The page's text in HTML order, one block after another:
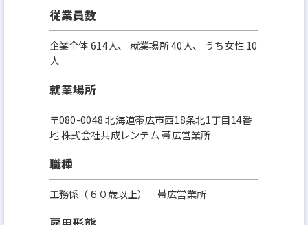
従業員数
企業全体 614人、 就業場所 40人、 うち女性 10
人
就業場所
〒080-0048 北海道帯広市西18条北1丁目14番
地 株式会社共成レンテム 帯広営業所
職種
工務係（６０歳以上） 帯広営業所